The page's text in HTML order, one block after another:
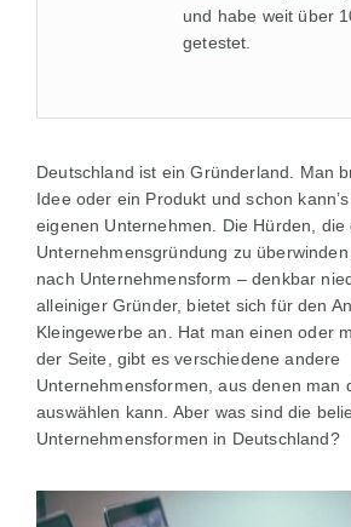
und habe weit über
getestet.
Deutschland ist ein Gründerland. Man
Idee oder ein Produkt und schon
eigenen Unternehmen. Die Hürden, die
Unternehmensgründung zu
nach Unternehmensform – denkbar
alleiniger Gründer, bietet sich für den
Kleingewerbe an. Hat man einen oder
der Seite, gibt es verschiedene andere
Unternehmensformen, aus denen man
auswählen kann. Aber was sind die
Unternehmensformen in Deutschland?